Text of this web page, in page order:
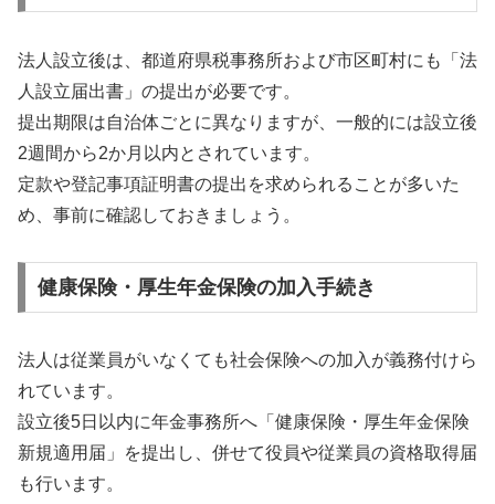
法人設立後は、都道府県税事務所および市区町村にも「法
人設立届出書」の提出が必要です。
提出期限は自治体ごとに異なりますが、一般的には設立後
2週間から2か月以内とされています。
定款や登記事項証明書の提出を求められることが多いた
め、事前に確認しておきましょう。
健康保険・厚生年金保険の加入手続き
法人は従業員がいなくても社会保険への加入が義務付けら
れています。
設立後5日以内に年金事務所へ「健康保険・厚生年金保険
新規適用届」を提出し、併せて役員や従業員の資格取得届
も行います。